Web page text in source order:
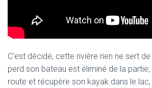
C’est décidé, cette rivière rien ne sert
perd son bateau est éliminé de la
route et récupère son kayak dans le lac,